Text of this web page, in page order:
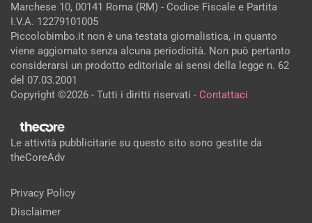
Marchese 10, 00141 Roma (RM) - Codice Fiscale e Partita
I.V.A. 12279101005
Piccolobimbo.it non è una testata giornalistica, in quanto
viene aggiornato senza alcuna periodicità. Non può pertanto
considerarsi un prodotto editoriale ai sensi della legge n. 62
del 07.03.2001
Copyright ©2026 - Tutti i diritti riservati - Contattaci
Le attività pubblicitarie su questo sito sono gestite da
theCoreAdv
Privacy Policy
Disclaimer